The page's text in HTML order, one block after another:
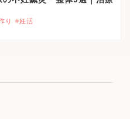
り #妊活